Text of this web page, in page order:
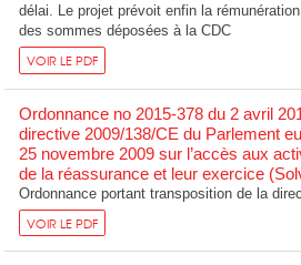
délai. Le projet prévoit enfin la rémunération
des sommes déposées à la CDC
VOIR LE PDF
Ordonnance no 2015-378 du 2 avril
directive 2009/138/CE du Parlement
25 novembre 2009 sur l’accès aux
de la réassurance et leur exercice
Ordonnance portant transposition de la
VOIR LE PDF